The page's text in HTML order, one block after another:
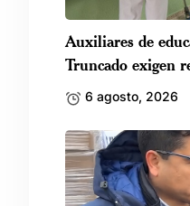
Auxiliares de
Truncado exigen
6 agosto, 2026